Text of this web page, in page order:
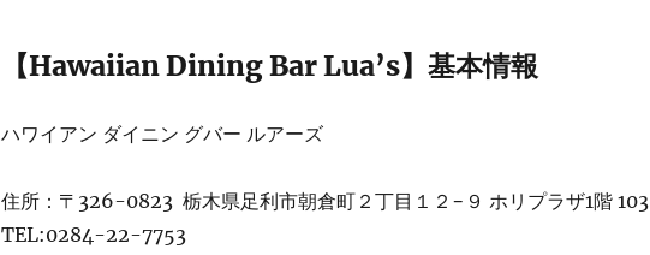
【Hawaiian Dining Bar Lua’s】基本情報
ハワイアン ダイニン グバー ルアーズ
住所：〒326-0823 栃木県足利市朝倉町２丁目１２−９ ホリプラザ1階 103
TEL:0284-22-7753